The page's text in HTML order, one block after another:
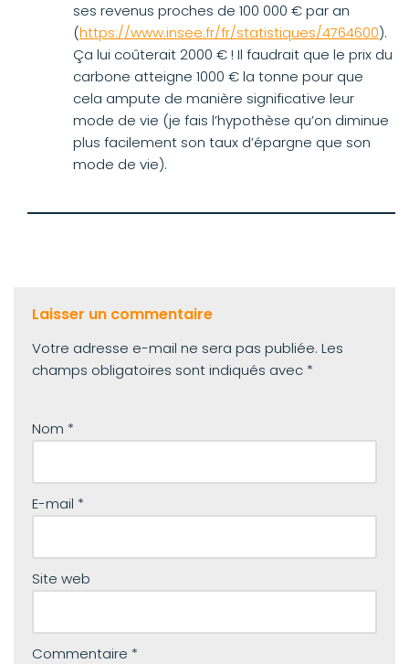
ses revenus proches de 100 000 € par an
(https://www.insee.fr/fr/statistiques/4764600).
Ça lui coûterait 2000 € ! Il faudrait que le prix du
carbone atteigne 1000 € la tonne pour que
cela ampute de manière significative leur
mode de vie (je fais l’hypothèse qu’on diminue
plus facilement son taux d’épargne que son
mode de vie).
Laisser un commentaire
Votre adresse e-mail ne sera pas publiée. Les
champs obligatoires sont indiqués avec *
Nom *
E-mail *
Site web
Commentaire *